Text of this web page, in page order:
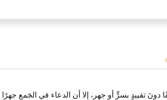
تقييدٍ بسرٍّ أو جهر، إلا أن الدعاء في الجَمع